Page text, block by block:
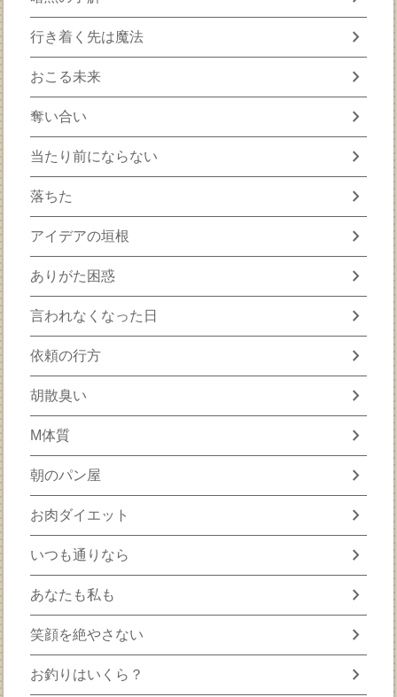
行き着く先は魔法 chevron_right
おこる未来 chevron_right
奪い合い chevron_right
当たり前にならない chevron_right
落ちた chevron_right
アイデアの垣根 chevron_right
ありがた困惑 chevron_right
言われなくなった日 chevron_right
依頼の行方 chevron_right
胡散臭い chevron_right
M体質 chevron_right
朝のパン屋 chevron_right
お肉ダイエット chevron_right
いつも通りなら chevron_right
あなたも私も chevron_right
笑顔を絶やさない chevron_right
お釣りはいくら？ chevron_right